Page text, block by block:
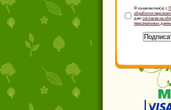
Я ознакомлен(а) с
обработки
даю согласие на
персональных